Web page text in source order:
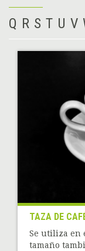
Q R S T U V
TAZA DE
Se utiliza en
tamaño